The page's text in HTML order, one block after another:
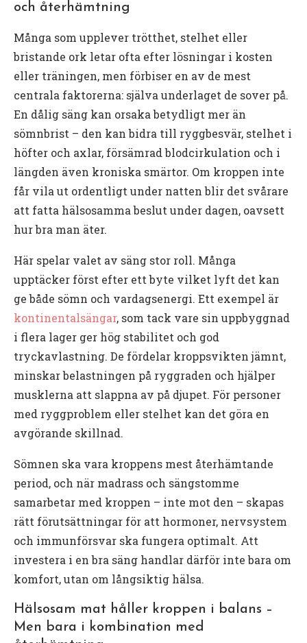
och återhämtning
Många som upplever trötthet, stelhet eller
bristande ork letar ofta efter lösningar i kosten
eller träningen, men förbiser en av de mest
centrala faktorerna: själva underlaget de sover på.
En dålig säng kan orsaka betydligt mer än
sömnbrist – den kan bidra till ryggbesvär, stelhet i
höfter och axlar, försämrad blodcirkulation och i
längden även kroniska smärtor. Om kroppen inte
får vila ut ordentligt under natten blir det svårare
att fatta hälsosamma beslut under dagen, oavsett
hur bra man äter.
Här spelar valet av säng stor roll. Många
upptäcker först efter ett byte vilket lyft det kan
ge både sömn och vardagsenergi. Ett exempel är
kontinentalsängar, som tack vare sin uppbyggnad
i flera lager ger hög stabilitet och god
tryckavlastning. De fördelar kroppsvikten jämnt,
minskar belastningen på ryggraden och hjälper
musklerna att slappna av på djupet. För personer
med ryggproblem eller stelhet kan det göra en
avgörande skillnad.
Sömnen ska vara kroppens mest återhämtande
period, och när madrass och sängstomme
samarbetar med kroppen – inte mot den – skapas
rätt förutsättningar för att hormoner, nervsystem
och immunförsvar ska fungera optimalt. Att
investera i en bra säng handlar därför inte bara om
komfort, utan om långsiktig hälsa.
Hälsosam mat håller kroppen i balans –
Men bara i kombination med